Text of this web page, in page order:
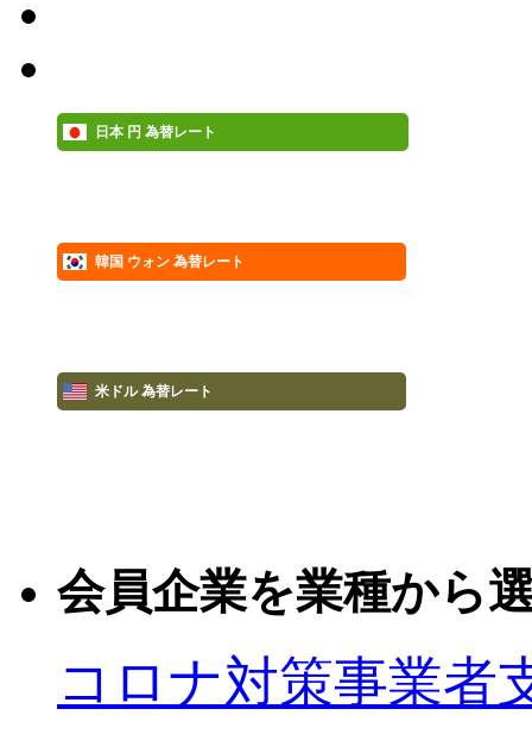
日本 円 為替レート
韓国 ウォン 為替レート
米ドル 為替レート
会員企業を業種から
コロナ対策事業者